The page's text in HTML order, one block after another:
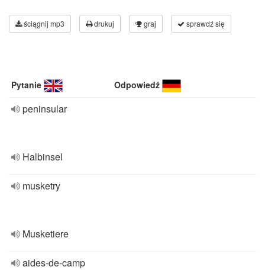
ściągnij mp3 drukuj graj sprawdź się
Pytanie Odpowiedź
peninsular
Halbinsel
musketry
Musketiere
aides-de-camp